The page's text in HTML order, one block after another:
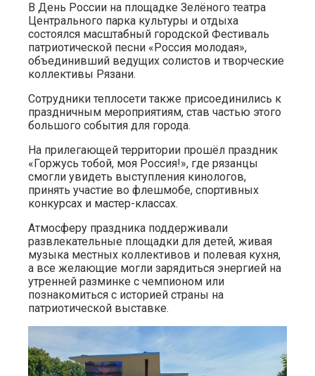
В День России на площадке Зелёного театра
Центрального парка культуры и отдыха
состоялся масштабный городской Фестиваль
патриотической песни «Россия молодая»,
объединивший ведущих солистов и творческие
коллективы Рязани.
Сотрудники теплосети также присоединились к
праздничным мероприятиям, став частью этого
большого события для города.
На прилегающей территории прошёл праздник
«Горжусь тобой, моя Россия!», где рязанцы
смогли увидеть выступления кинологов,
принять участие во флешмобе, спортивных
конкурсах и мастер-классах.
Атмосферу праздника поддерживали
развлекательные площадки для детей, живая
музыка местных коллективов и полевая кухня,
а все желающие могли зарядиться энергией на
утренней разминке с чемпионом или
познакомиться с историей страны на
патриотической выставке.